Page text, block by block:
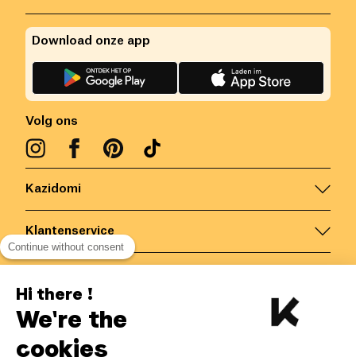
Kazidomi
Klantenservice
Volg ons
Download onze app
België/ NL
Continue without consent
Hi there !
We're the
cookies